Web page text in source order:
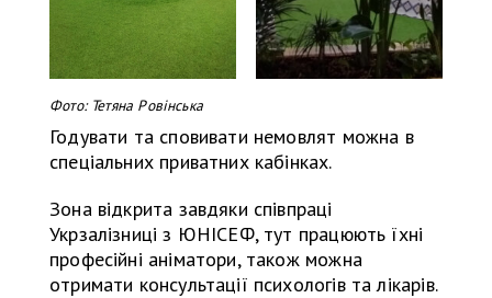
Фото: Тетяна Ровінська
Годувати та сповивати немовлят можна в
спеціальних приватних кабінках.
Зона відкрита завдяки співпраці
Укрзалізниці з ЮНІСЕФ, тут працюють їхні
професійні аніматори, також можна
отримати консультації психологів та лікарів.